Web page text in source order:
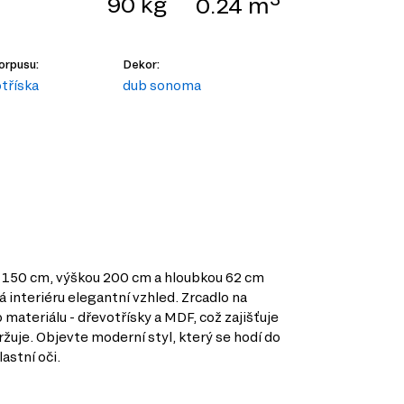
Dekor:
dub sonoma
cm, výškou 200 cm a hloubkou 62 cm
interiéru elegantní vzhled. Zrcadlo na
- dřevotřísky a MDF, což zajišťuje
Objevte moderní styl, který se hodí do
oči.